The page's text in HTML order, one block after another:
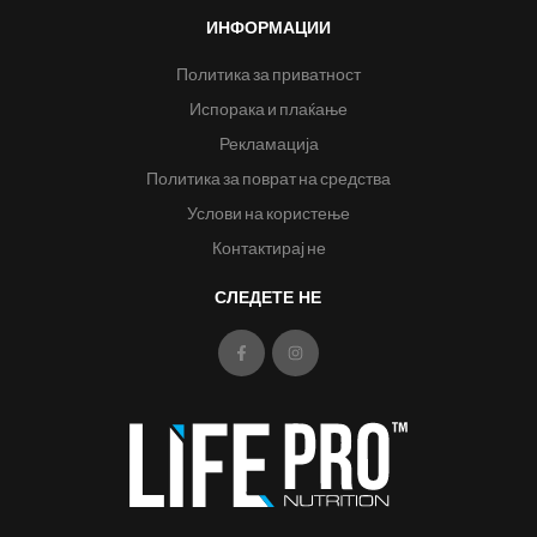
ИНФОРМАЦИИ
Политика за приватност
Испорака и плаќање
Рекламација
Политика за поврат на средства
Услови на користење
Контактирај не
СЛЕДЕТЕ НЕ